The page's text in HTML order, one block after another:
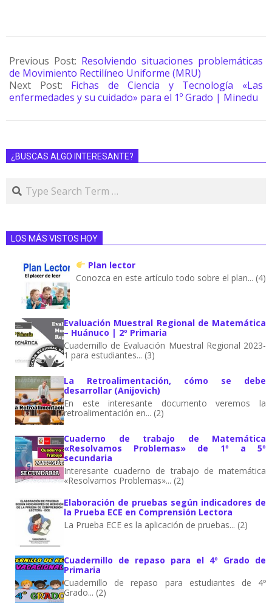
Previous Post: Resolviendo situaciones problemáticas
de Movimiento Rectilíneo Uniforme (MRU)
Next Post: Fichas de Ciencia y Tecnología «Las
enfermedades y su cuidado» para el 1º Grado | Minedu
¿BUSCAS ALGO INTERESANTE?
LOS MÁS VISTOS HOY
Plan lector
Conozca en este artículo todo sobre el plan... (4)
Evaluación Muestral Regional de Matemática
– Huánuco | 2º Primaria
Cuadernillo de Evaluación Muestral Regional 2023-
1 para estudiantes... (3)
La Retroalimentación, cómo se debe
desarrollar (Anijovich)
En este interesante documento veremos la
retroalimentación en... (2)
Cuaderno de trabajo de Matemática
«Resolvamos Problemas» de 1º a 5º
secundaria
Interesante cuaderno de trabajo de matemática
«Resolvamos Problemas»... (2)
Elaboración de pruebas según indicadores de
la Prueba ECE en Comprensión Lectora
La Prueba ECE es la aplicación de pruebas... (2)
Cuadernillo de repaso para el 4º Grado de
Primaria
Cuadernillo de repaso para estudiantes de 4º
Grado... (2)